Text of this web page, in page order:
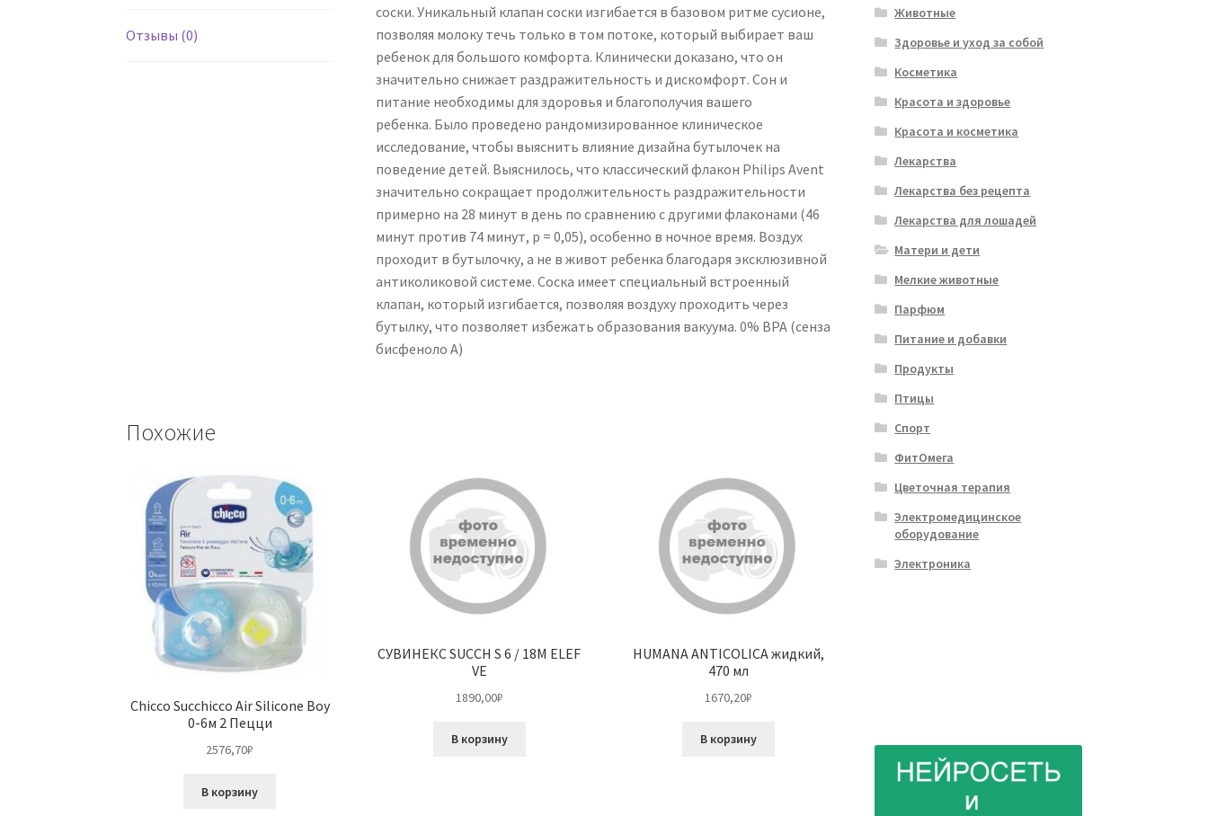
Отзывы (0)
соски. Уникальный клапан соски изгибается в базовом ритме сусионе,
позволяя молоку течь только в том потоке, который выбирает ваш
ребенок для большого комфорта. Клинически доказано, что он
значительно снижает раздражительность и дискомфорт. Сон и
питание необходимы для здоровья и благополучия вашего
ребенка. Было проведено рандомизированное клиническое
исследование, чтобы выяснить влияние дизайна бутылочек на
поведение детей. Выяснилось, что классический флакон Philips Avent
значительно сокращает продолжительность раздражительности
примерно на 28 минут в день по сравнению с другими флаконами (46
минут против 74 минут, p = 0,05), особенно в ночное время. Воздух
проходит в бутылочку, а не в живот ребенка благодаря эксклюзивной
антиколиковой системе. Соска имеет специальный встроенный
клапан, который изгибается, позволяя воздуху проходить через
бутылку, что позволяет избежать образования вакуума. 0% BPA (сенза
бисфеноло A)
Похожие
Chicco Succhicco Air Silicone Boy
0-6м 2 Пецци
2576,70₽
В корзину
СУВИНЕКС SUCCH S 6 / 18M ELEF
VE
1890,00₽
В корзину
HUMANA ANTICOLICA жидкий,
470 мл
1670,20₽
В корзину
Животные
Здоровье и уход за собой
Косметика
Красота и здоровье
Красота и косметика
Лекарства
Лекарства без рецепта
Лекарства для лошадей
Матери и дети
Мелкие животные
Парфюм
Питание и добавки
Продукты
Птицы
Спорт
ФитОмега
Цветочная терапия
Электромедицинское
оборудование
Электроника